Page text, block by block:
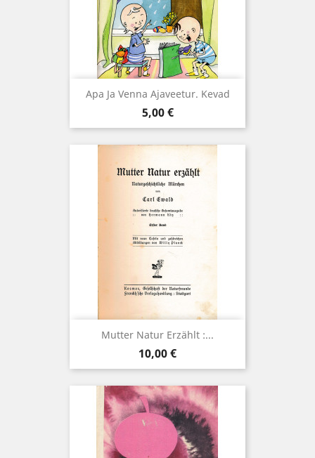
Apa Ja Venna Ajaveetur. Kevad
Hind
5,00 €
Mutter Natur Erzählt :...
Hind
10,00 €